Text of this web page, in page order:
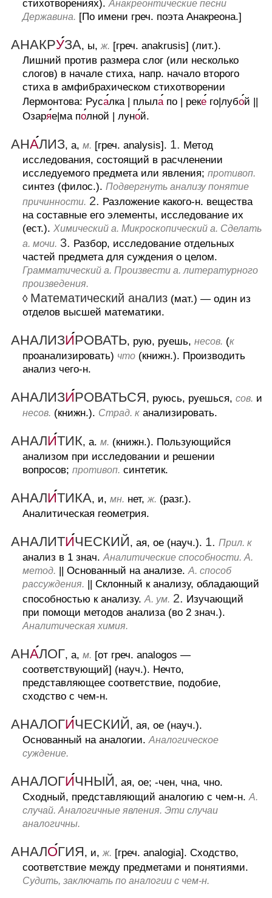
стихотворениях). Анакреонтические песни
Державина. [По имени греч. поэта Анакреона.]
АНАКРУЗА, ы,ж. [греч. anakrusis] (лит.).
Лишний против размера слог (или несколько
слогов) в начале стиха, напр. начало второго
стиха в амфибрахическом стихотворении
Лермонтова: Русалка | плылапо | реке го|лубой ||
Озаряе|ма полной | луной.
АНАЛИЗ, а, м. [греч. analysis]. 1. Метод
исследования, состоящий в расчленении
исследуемого предмета или явления; противоп.
синтез (филос.). Подвергнуть анализу понятие
причинности. 2. Разложение какого-н. вещества
на составные его элементы, исследование их
(ест.). Химический а. Микроскопический а. Сделать
а. мочи. 3. Разбор, исследование отдельных
частей предмета для суждения о целом.
Грамматический а. Произвести а. литературного
произведения.
◊ Математический анализ (мат.) — один из
отделов высшей математики.
АНАЛИЗИРОВАТЬ, рую, руешь, несов. (к
проанализировать) что (книжн.). Производить
анализ чего-н.
АНАЛИЗИРОВАТЬСЯ, руюсь, руешься, сов. и
несов. (книжн.). Страд. к анализировать.
АНАЛИТИК, а. м. (книжн.). Пользующийся
анализом при исследовании и решении
вопросов; противоп. синтетик.
АНАЛИТИКА, и, мн. нет,ж. (разг.).
Аналитическая геометрия.
АНАЛИТИЧЕСКИЙ, ая, ое (науч.). 1. Прил. к
анализ в 1 знач. Аналитические способности. А.
метод.
Основанный на анализе. А. способ
рассуждения.
Склонный к анализу, обладающий
способностью к анализу. А. ум. 2. Изучающий
при помощи методов анализа (во 2 знач.).
Аналитическая химия.
АНАЛОГ, а, м. [от греч. analogos —
соответствующий] (науч.). Нечто,
представляющее соответствие, подобие,
сходство с чем-н.
АНАЛОГИЧЕСКИЙ, ая, ое (науч.).
Основанный на аналогии. Аналогическое
суждение.
АНАЛОГИЧНЫЙ, ая, ое; -чен, чна, чно.
Сходный, представляющий аналогию с чем-н. А.
случай. Аналогичные явления. Эти случаи
аналогичны.
АНАЛОГИЯ, и,ж. [греч. analogia]. Сходство,
соответствие между предметами и понятиями.
Судить, заключать по аналогии с чем-н.